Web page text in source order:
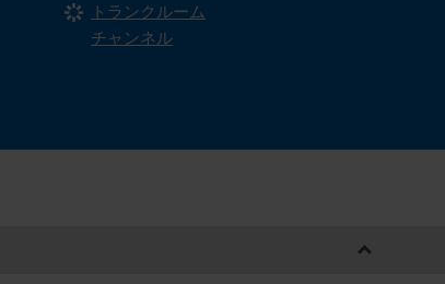
トランクルーム
チャンネル